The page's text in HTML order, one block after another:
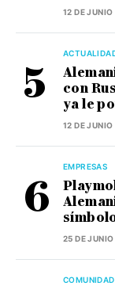
12 DE
con
ya le
12 DE
EMPRESAS
25 DE
COMUNIDAD